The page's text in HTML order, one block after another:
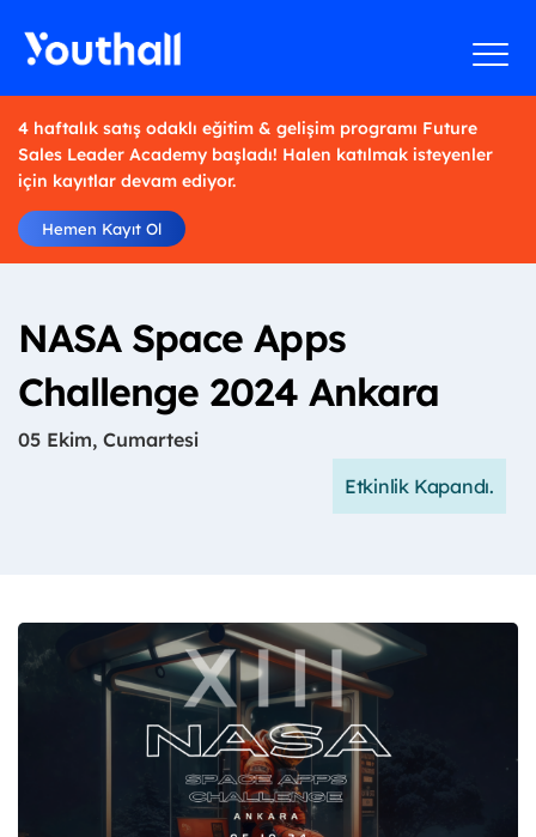
4 haftalık satış odaklı eğitim & gelişim programı Future
Sales Leader Academy başladı! Halen katılmak isteyenler
için kayıtlar devam ediyor.
Hemen Kayıt Ol
NASA Space Apps
Challenge 2024 Ankara
05 Ekim, Cumartesi
Etkinlik Kapandı.